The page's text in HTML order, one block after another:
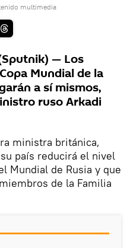
multimedia
— Los
Mundial de la
a sí mismos,
ruso Arkadi
ministra británica,
país reducirá el nivel
Mundial de Rusia y que
de la Familia